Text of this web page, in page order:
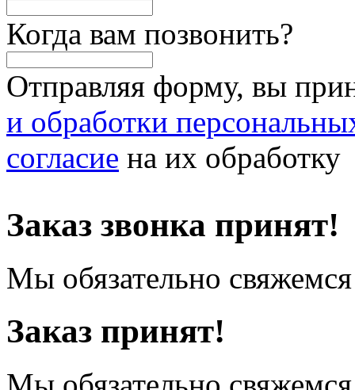
Когда вам позвонить?
Отправляя форму, вы
и обработки
согласие на их обработку
Заказ звонка принят!
Мы обязательно
Заказ принят!